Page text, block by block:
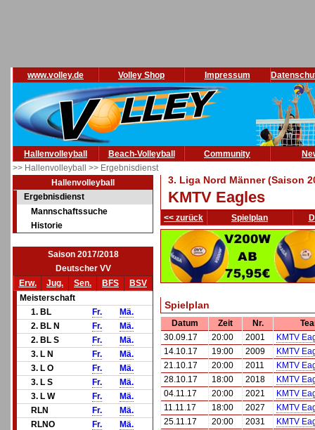
www.volley.de Volley Shop Impressum
Hallenvolleyball Beach-Volleyball Community
>> Hallenvolleyball >> Ergebnisdienst
Hallenvolleyball
Ergebnisdienst
Mannschaftssuche
Historie
Saison 2017/2018
Deutscher VV
Erw.
Jug. Sen. BFS
BSV
Meisterschaft
1. BL
Fr.
Mä.
2. BL N
Fr.
Mä.
2. BL S
Fr.
Mä.
3. L N
Fr.
Mä.
3. L O
Fr.
Mä.
3. L S
Fr.
Mä.
3. L W
Fr.
Mä.
RLN
Fr.
Mä.
RLNO
Fr.
Mä.
3. Liga Nord Männer (Saison
KMTV Eagles
<< zurück Spielplan
Spielplan
Datum Zeit Nr.
30.09.17
20:00 2001
KMTV
14.10.17
19:00 2009
KMTV
21.10.17
20:00 2011
KMTV
28.10.17
18:00 2018
KMTV
04.11.17
20:00 2021
KMTV
11.11.17
18:00 2027
KMTV
25.11.17
20:00 2031
KMTV